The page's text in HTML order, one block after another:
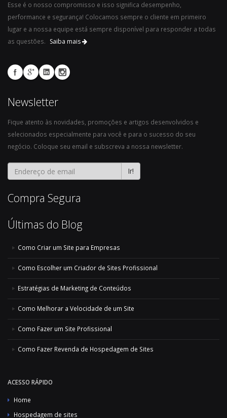
Esse é o nosso compromisso e isso significa desempenho,
performance e segurança! Colocamos sempre o cliente em primeiro
lugar e a nossa equipe está sempre disponível para responder a todas
as questões.
Saiba mais
Newsletter
Fique atento às novidades, promoções e artigos desenvolvidos e
selecionados especialmente para você e para o sucesso do seu
negócio. Coloque seu email e subscreva a nossa newsletter.
Ir!
Compra Segura
Últimas do Blog
Como Criar um Site para Empresas
Como Escolher um Criador de Sites Profissional
Estratégias de Marketing de Conteúdos
Como Melhorar a Velocidade de um Site
Como Fazer um Site Profissional
Como Fazer Revenda de Hospedagem de Sites
ACESSO RÁPIDO
Home
Hospedagem de sites